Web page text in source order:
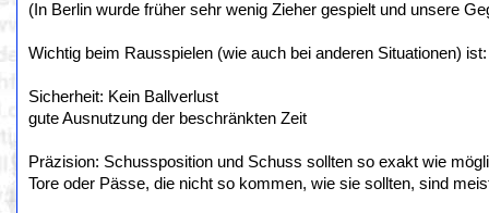
(In Berlin wurde früher sehr wenig Zieher gespielt und unsere
Wichtig beim Rausspielen (wie auch bei anderen Situationen) ist:
Sicherheit: Kein Ballverlust
gute Ausnutzung der beschränkten Zeit
Präzision: Schussposition und Schuss sollten so exakt wie
Tore oder Pässe, die nicht so kommen, wie sie sollten, sind